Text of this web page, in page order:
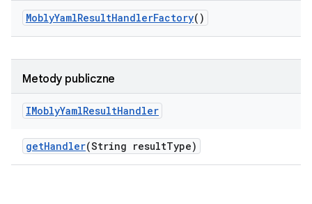
MoblyYamlResultHandlerFactory()
Metody publiczne
IMoblyYamlResultHandler
getHandler(String resultType)